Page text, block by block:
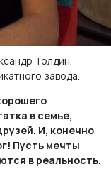
Толдин,
завода.
в семье,
И, конечно
Пусть мечты
в реальность.